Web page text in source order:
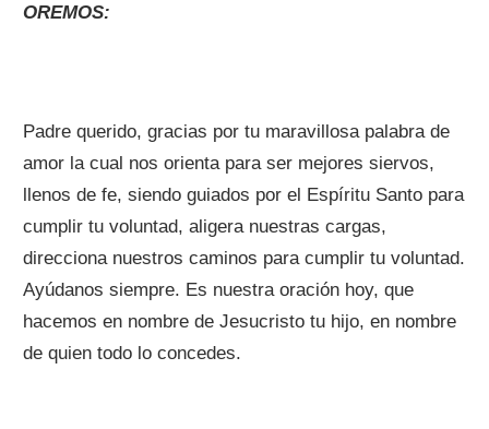
OREMOS:
Padre querido, gracias por tu maravillosa palabra de
amor la cual nos orienta para ser mejores siervos,
llenos de fe, siendo guiados por el Espíritu Santo para
cumplir tu voluntad, aligera nuestras cargas,
direcciona nuestros caminos para cumplir tu voluntad.
Ayúdanos siempre. Es nuestra oración hoy, que
hacemos en nombre de Jesucristo tu hijo, en nombre
de quien todo lo concedes.